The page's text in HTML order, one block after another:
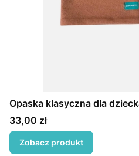
Opaska klasyczna dla
Cena
33,00 zł
Zobacz produkt